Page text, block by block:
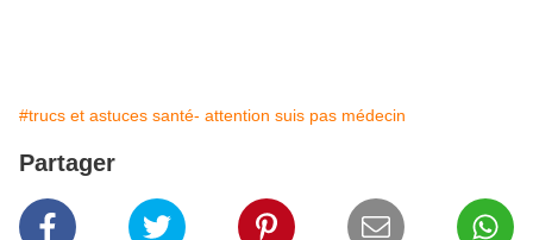
#trucs et astuces santé- attention suis pas médecin
Partager